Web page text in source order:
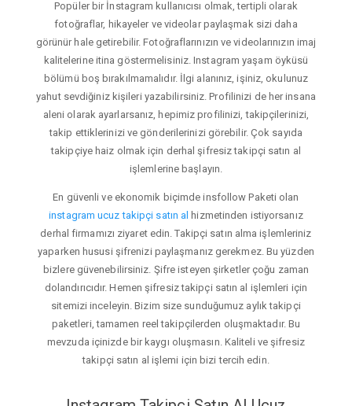
Popüler bir İnstagram kullanıcısı olmak, tertipli olarak
fotoğraflar, hikayeler ve videolar paylaşmak sizi daha
görünür hale getirebilir. Fotoğraflarınızın ve videolarınızın imaj
kalitelerine itina göstermelisiniz. Instagram yaşam öyküsü
bölümü boş bırakılmamalıdır. İlgi alanınız, işiniz, okulunuz
yahut sevdiğiniz kişileri yazabilirsiniz. Profilinizi de her insana
aleni olarak ayarlarsanız, hepimiz profilinizi, takipçilerinizi,
takip ettiklerinizi ve gönderilerinizi görebilir. Çok sayıda
takipçiye haiz olmak için derhal şifresiz takipçi satın al
işlemlerine başlayın.
En güvenli ve ekonomik biçimde insfollow Paketi olan
instagram ucuz takipçi satın al hizmetinden istiyorsanız
derhal firmamızı ziyaret edin. Takipçi satın alma işlemleriniz
yaparken hususi şifrenizi paylaşmanız gerekmez. Bu yüzden
bizlere güvenebilirsiniz. Şifre isteyen şirketler çoğu zaman
dolandırıcıdır. Hemen şifresiz takipçi satın al işlemleri için
sitemizi inceleyin. Bizim size sunduğumuz aylık takipçi
paketleri, tamamen reel takipçilerden oluşmaktadır. Bu
mevzuda içinizde bir kaygı oluşmasın. Kaliteli ve şifresiz
takipçi satın al işlemi için bizi tercih edin.